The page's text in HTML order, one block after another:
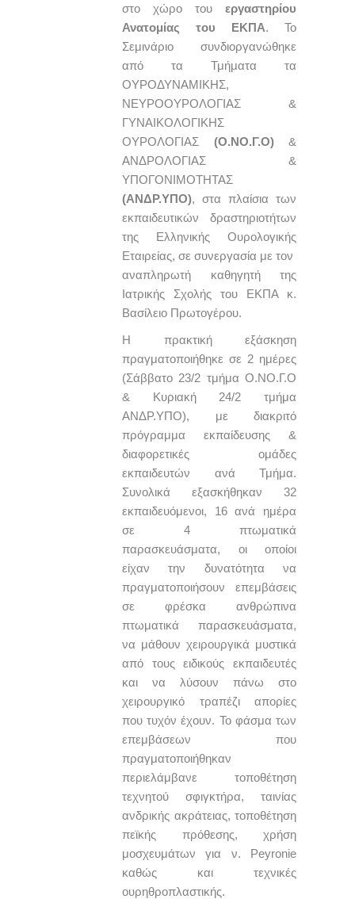
στο χώρο του εργαστηρίου
Ανατομίας του ΕΚΠΑ. Το
Σεμινάριο συνδιοργανώθηκε
από τα Τμήματα τα
ΟΥΡΟΔΥΝΑΜΙΚΗΣ,
ΝΕΥΡΟΟΥΡΟΛΟΓΙΑΣ &
ΓΥΝΑΙΚΟΛΟΓΙΚΗΣ
ΟΥΡΟΛΟΓΙΑΣ (Ο.ΝΟ.Γ.Ο)&
ΑΝΔΡΟΛΟΓΙΑΣ &
ΥΠΟΓΟΝΙΜΟΤΗΤΑΣ
(ΑΝΔΡ.ΥΠΟ), στα πλαίσια των
εκπαιδευτικών δραστηριοτήτων
της Ελληνικής Ουρολογικής
Εταιρείας, σε συνεργασία με τον
αναπληρωτή καθηγητή της
Ιατρικής Σχολής του ΕΚΠΑ κ.
Βασίλειο Πρωτογέρου.
Η πρακτική εξάσκηση
πραγματοποιήθηκε σε 2 ημέρες
(Σάββατο 23/2 τμήμα Ο.ΝΟ.Γ.Ο
& Κυριακή 24/2 τμήμα
ΑΝΔΡ.ΥΠΟ), με διακριτό
πρόγραμμα εκπαίδευσης &
διαφορετικές ομάδες
εκπαιδευτών ανά Τμήμα.
Συνολικά εξασκήθηκαν 32
εκπαιδευόμενοι, 16 ανά ημέρα
σε 4 πτωματικά
παρασκευάσματα, οι οποίοι
είχαν την δυνατότητα να
πραγματοποιήσουν επεμβάσεις
σε φρέσκα ανθρώπινα
πτωματικά παρασκευάσματα,
να μάθουν χειρουργικά μυστικά
από τους ειδικούς εκπαιδευτές
και να λύσουν πάνω στο
χειρουργικό τραπέζι απορίες
που τυχόν έχουν. Το φάσμα των
επεμβάσεων που
πραγματοποιήθηκαν
περιελάμβανε τοποθέτηση
τεχνητού σφιγκτήρα, ταινίας
ανδρικής ακράτειας, τοποθέτηση
πεϊκής πρόθεσης, χρήση
μοσχευμάτων για ν. Peyronie
καθώς και τεχνικές
ουρηθροπλαστικής.